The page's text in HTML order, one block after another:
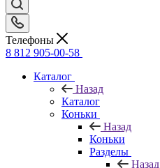
Телефоны
8 812 905-00-58
Каталог
Назад
Каталог
Коньки
Назад
Коньки
Разделы
Назад